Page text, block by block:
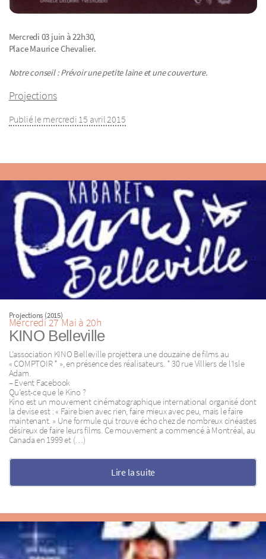
Mercredi 03 juin à 22h30,
Place Maurice Chevalier.
Notre conseil : Prévoir une petite laine et une couverture.
Projections
Publié le mercredi 15 avril 2015
Projections (2015)
Mercredi 27 Mai à 20h
KINO Belleville
L’association KINO Belleville projettera une douzaine de films au
« COMPTOIR * », en présence des réalisateurs. * 30 rue Villiers de l’Isle
Adam.
– Event Facebook
Qu’est-ce que le Kino ?
Kino est un mouvement cinématographique international organisé dont
la devise est : « Faire bien avec rien, faire mieux avec peu, mais le faire
maintenant. » Une formule qui trouve écho chez de nombreux cinéastes
désireux de faire leurs films. Ce mouvement a commencé à Montréal, au
Canada en 1999 et (…)
Lire la suite